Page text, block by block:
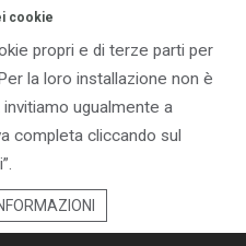
cookie
propri e di terze parti per
la loro installazione non è
ugualmente a
completa cliccando sul